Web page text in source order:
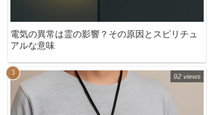
電気の異常は霊の影響？その原因とスピリチュ
アルな意味
92 views